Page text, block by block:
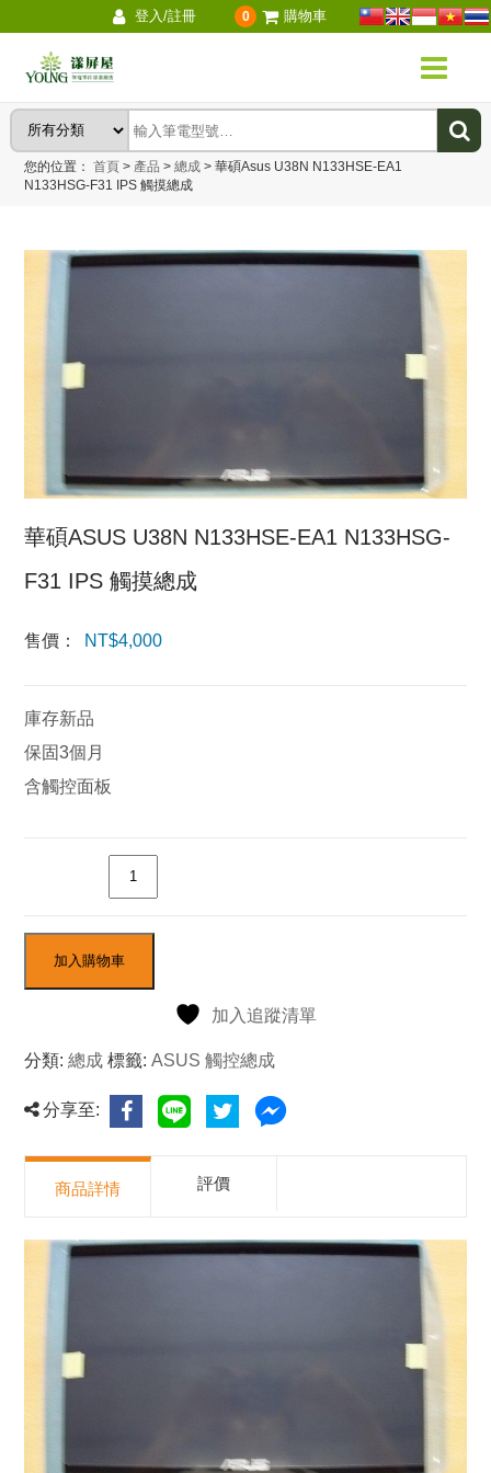
登入/註冊 0 購物車
您的位置：首頁 > 產品 > 總成 > 華碩Asus U38N N133HSE-EA1
N133HSG-F31 IPS 觸摸總成
華碩ASUS U38N N133HSE-EA1 N133HSG-
F31 IPS 觸摸總成
售價： NT$4,000
庫存新品
保固3個月
含觸控面板
加入購物車
加入追蹤清單
分類:總成 標籤:ASUS 觸控總成
分享至:
商品詳情 評價